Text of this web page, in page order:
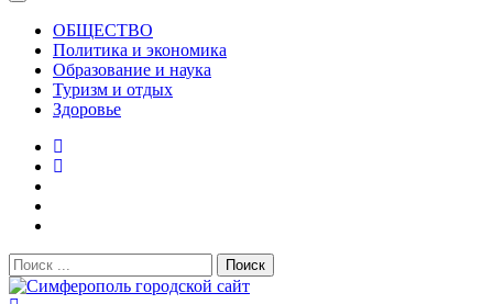
ОБЩЕСТВО
Политика и экономика
Образование и наука
Туризм и отдых
Здоровье
Поиск: